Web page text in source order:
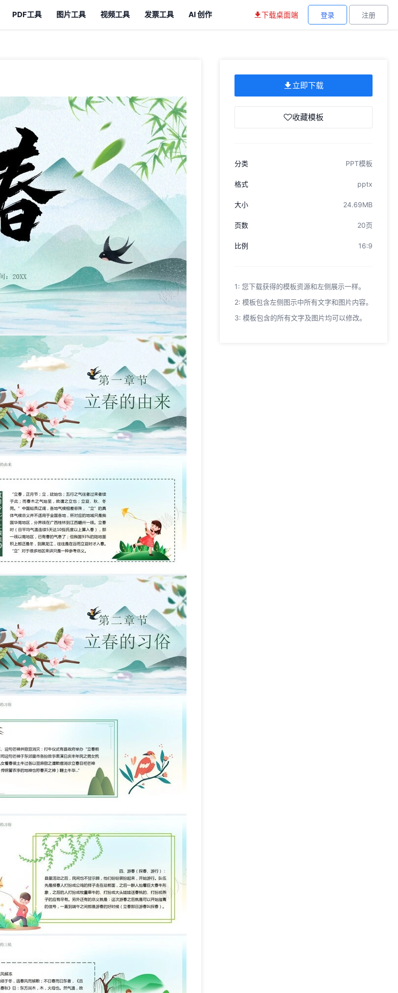
PDF工具 图片工具 视频工具 发票工具 AI 创作 下载桌面端 登录 注册
立即下载
收藏模板
分类 PPT模板
格式 pptx
大小 24.69MB
页数 20页
比例 16:9
1: 您下载获得的模板资源和左侧展示一样。
2: 模板包含左侧图示中所有文字和图片内容。
3: 模板包含的所有文字及图片均可以修改。